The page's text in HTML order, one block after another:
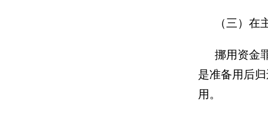
（三）在
挪用资金
是准备用后
用。